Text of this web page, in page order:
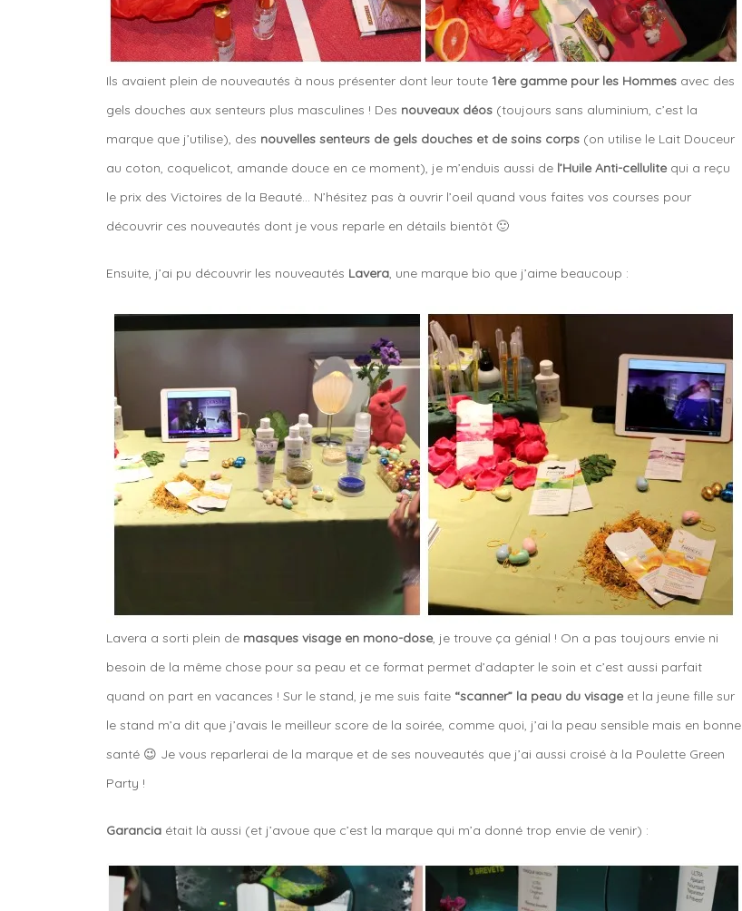
Ils avaient plein de nouveautés à nous présenter dont leur toute 1ère gamme pour les Hommes avec des
gels douches aux senteurs plus masculines ! Des nouveaux déos (toujours sans aluminium, c’est la
marque que j’utilise), des nouvelles senteurs de gels douches et de soins corps (on utilise le Lait Douceur
au coton, coquelicot, amande douce en ce moment), je m’enduis aussi de l’Huile Anti-cellulite qui a reçu
le prix des Victoires de la Beauté… N’hésitez pas à ouvrir l’oeil quand vous faites vos courses pour
découvrir ces nouveautés dont je vous reparle en détails bientôt 🙂
Ensuite, j’ai pu découvrir les nouveautés Lavera , une marque bio que j’aime beaucoup :
Lavera a sorti plein de masques visage en mono-dose , je trouve ça génial ! On a pas toujours envie ni
besoin de la même chose pour sa peau et ce format permet d’adapter le soin et c’est aussi parfait
quand on part en vacances ! Sur le stand, je me suis faite “scanner” la peau du visage et la jeune fille sur
le stand m’a dit que j’avais le meilleur score de la soirée, comme quoi, j’ai la peau sensible mais en bonne
santé 😉 Je vous reparlerai de la marque et de ses nouveautés que j’ai aussi croisé à la Poulette Green
Party !
Garancia était là aussi (et j’avoue que c’est la marque qui m’a donné trop envie de venir) :